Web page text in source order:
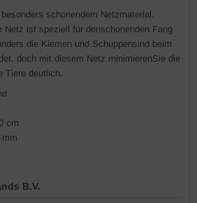
schonendem Netzmaterial.
Netz ist speziell für denschonenden Fang
die Kiemen und Schuppensind beim
doch mit diesem Netz minimierenSie die
Tiere deutlich.
cm
B.V.